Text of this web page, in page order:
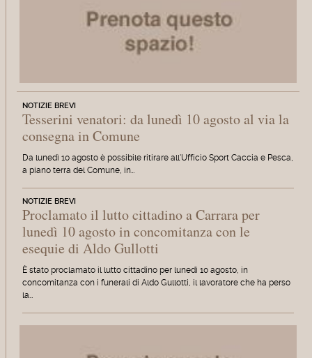
NOTIZIE BREVI
Tesserini venatori: da lunedì 10 agosto al via la
consegna in Comune
Da lunedì 10 agosto è possibile ritirare all'Ufficio Sport Caccia e Pesca,
a piano terra del Comune, in…
NOTIZIE BREVI
Proclamato il lutto cittadino a Carrara per
lunedì 10 agosto in concomitanza con le
esequie di Aldo Gullotti
È stato proclamato il lutto cittadino per lunedì 10 agosto, in
concomitanza con i funerali di Aldo Gullotti, il lavoratore che ha perso
la…